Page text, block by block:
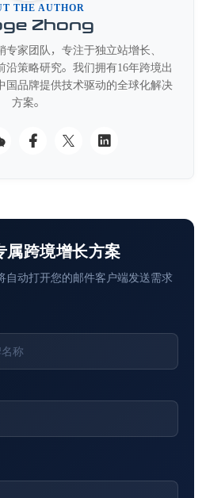
THE AUTHOR
Zhong
家团队，专注于独立站增长、
沿策略研究。我们拥有16年跨境出
国品牌提供技术驱动的全球化解决
方案。
属跨境增长方案
自动打开您的邮件客户端发送需求